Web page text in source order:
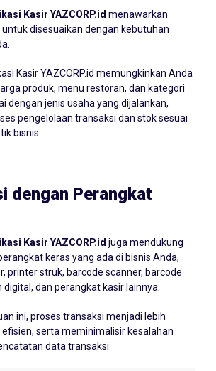
Kasir YAZCORP.id menawarkan
disesuaikan dengan kebutuhan
Kasir YAZCORP.id memungkinkan Anda
produk, menu restoran, dan kategori
dengan jenis usaha yang dijalankan,
pengelolaan transaksi dan stok sesuai
bisnis.
dengan Perangkat
Kasir YAZCORP.id juga mendukung
keras yang ada di bisnis Anda,
printer struk, barcode scanner, barcode
dan perangkat kasir lainnya.
ini, proses transaksi menjadi lebih
serta meminimalisir kesalahan
data transaksi.